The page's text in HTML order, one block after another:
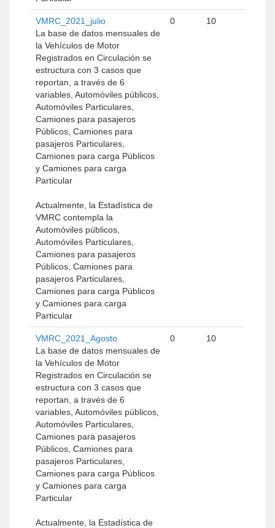
VMRC_2021_julio
La base de datos mensuales de
la Vehículos de Motor
Registrados en Circulación se
estructura con 3 casos que
reportan, a través de 6
variables, Automóviles públicos,
Automóviles Particulares,
Camiones para pasajeros
Públicos, Camiones para
pasajeros Particulares,
Camiones para carga Públicos
y Camiones para carga
Particular
Actualmente, la Estadística de
VMRC contempla la
Automóviles públicos,
Automóviles Particulares,
Camiones para pasajeros
Públicos, Camiones para
pasajeros Particulares,
Camiones para carga Públicos
y Camiones para carga
Particular
0 10
VMRC_2021_Agosto
La base de datos mensuales de
la Vehículos de Motor
Registrados en Circulación se
estructura con 3 casos que
reportan, a través de 6
variables, Automóviles públicos,
Automóviles Particulares,
Camiones para pasajeros
Públicos, Camiones para
pasajeros Particulares,
Camiones para carga Públicos
y Camiones para carga
Particular
Actualmente, la Estadística de
0 10